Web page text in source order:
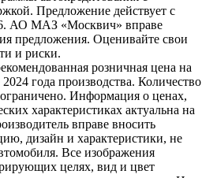
Предложение действует с
АО МАЗ «Москвич» вправе
предложения. Оценивайте свои
и риски.
розничная цена на
года производства. Количество
Информация о ценах,
характеристиках актуальна на
вправе вносить
дизайн и характеристики, не
Все изображения
целях, вид и цвет